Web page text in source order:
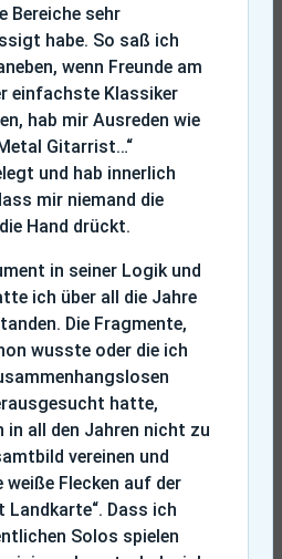
Bereiche sehr
habe. So saß ich
wenn Freunde am
einfachste Klassiker
hab mir Ausreden wie
Gitarrist…“
und hab innerlich
mir niemand die
Hand drückt.
in seiner Logik und
ich über all die Jahre
Die Fragmente,
wusste oder die ich
hatte,
in all den Jahren nicht zu
vereinen und
weiße Flecken auf der
Landkarte“. Dass ich
Solos spielen